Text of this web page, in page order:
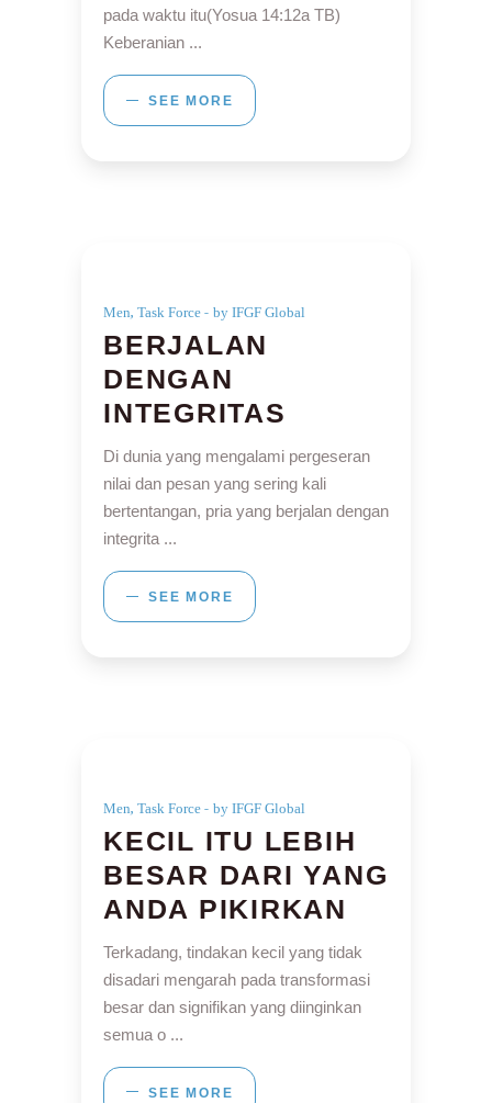
pada waktu itu(Yosua 14:12a TB)
Keberanian
SEE MORE
Men, Task Force by IFGF Global
BERJALAN
DENGAN
INTEGRITAS
Di dunia yang mengalami pergeseran
nilai dan pesan yang sering kali
bertentangan, pria yang berjalan dengan
integrita
SEE MORE
Men, Task Force by IFGF Global
KECIL ITU LEBIH
BESAR DARI YANG
ANDA PIKIRKAN
Terkadang, tindakan kecil yang tidak
disadari mengarah pada transformasi
besar dan signifikan yang diinginkan
semua o
SEE MORE